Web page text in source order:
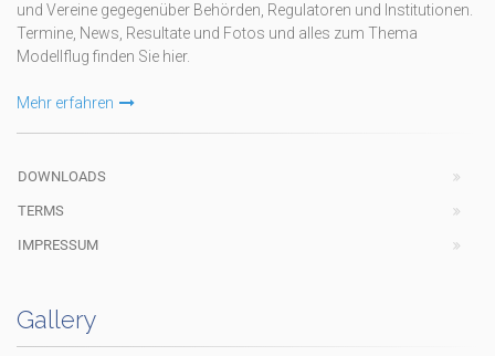
und Vereine gegegenüber Behörden, Regulatoren und Institutionen.
Termine, News, Resultate und Fotos und alles zum Thema
Modellflug finden Sie hier.
Mehr erfahren
DOWNLOADS
TERMS
IMPRESSUM
Gallery